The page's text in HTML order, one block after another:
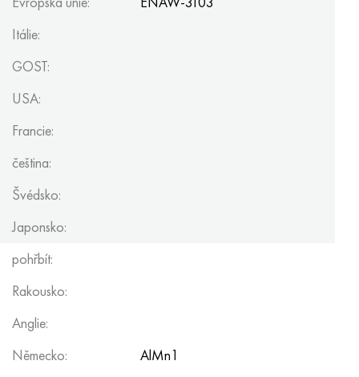
Itálie:
GOST:
USA:
Francie:
čeština:
Švédsko:
Japonsko:
pohřbít:
Rakousko:
Anglie:
Německo:
AlMn1